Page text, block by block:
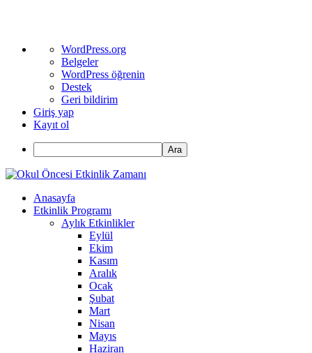
WordPress
hakkında
WordPress.org
Belgeler
WordPress öğrenin
Destek
Geri bildirim
Giriş yap
Kayıt ol
Ara
Anasayfa
Etkinlik Programı
Aylık Etkinlikler
Eylül
Ekim
Kasım
Aralık
Ocak
Şubat
Mart
Nisan
Mayıs
Haziran